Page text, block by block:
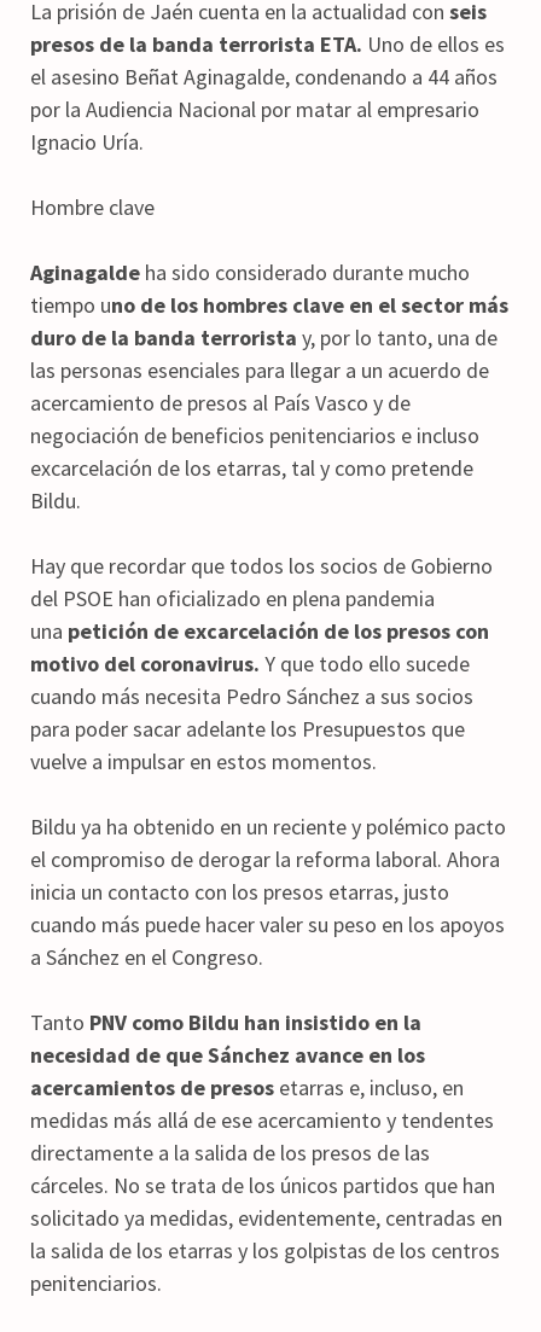
La prisión de Jaén cuenta en la actualidad con seis
presos de la banda terrorista ETA. Uno de ellos es
el asesino Beñat Aginagalde, condenando a 44 años
por la Audiencia Nacional por matar al empresario
Ignacio Uría.
Hombre clave
Aginagalde ha sido considerado durante mucho
tiempo uno de los hombres clave en el sector más
duro de la banda terrorista y, por lo tanto, una de
las personas esenciales para llegar a un acuerdo de
acercamiento de presos al País Vasco y de
negociación de beneficios penitenciarios e incluso
excarcelación de los etarras, tal y como pretende
Bildu.
Hay que recordar que todos los socios de Gobierno
del PSOE han oficializado en plena pandemia
una petición de excarcelación de los presos con
motivo del coronavirus. Y que todo ello sucede
cuando más necesita Pedro Sánchez a sus socios
para poder sacar adelante los Presupuestos que
vuelve a impulsar en estos momentos.
Bildu ya ha obtenido en un reciente y polémico pacto
el compromiso de derogar la reforma laboral. Ahora
inicia un contacto con los presos etarras, justo
cuando más puede hacer valer su peso en los apoyos
a Sánchez en el Congreso.
Tanto PNV como Bildu han insistido en la
necesidad de que Sánchez avance en los
acercamientos de presos etarras e, incluso, en
medidas más allá de ese acercamiento y tendentes
directamente a la salida de los presos de las
cárceles. No se trata de los únicos partidos que han
solicitado ya medidas, evidentemente, centradas en
la salida de los etarras y los golpistas de los centros
penitenciarios.